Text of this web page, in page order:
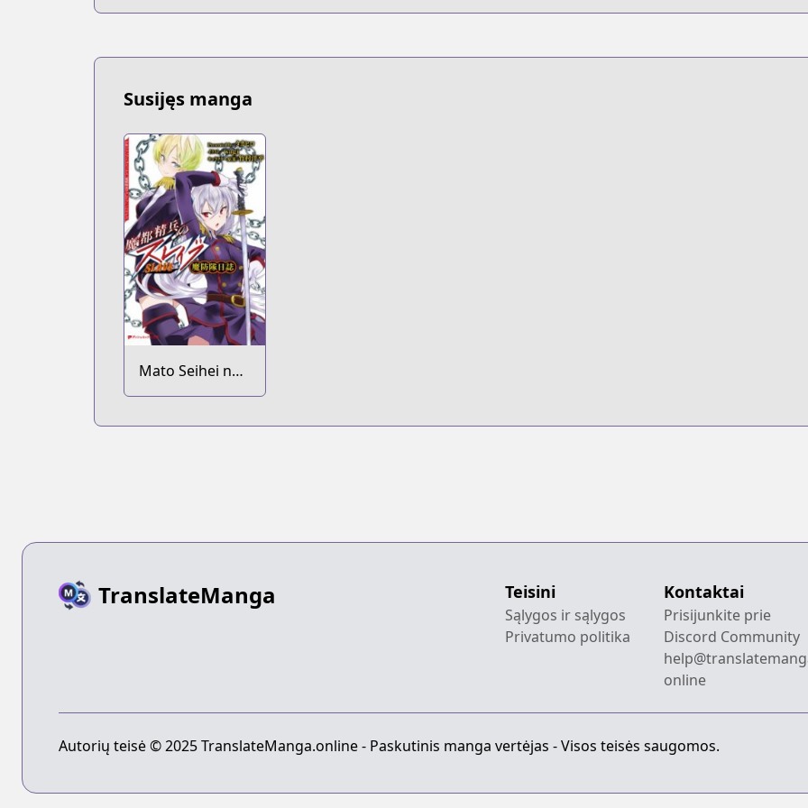
Susijęs manga
Mato Seihei no
Slave: Maboutai
TranslateManga Teisini
Sąlygos ir sąlygos
Privatumo politika
Kontaktai
Prisijunkite prie
Discord Community
online
Autorių teisė © 2025 TranslateManga.online - Paskutinis manga vertėjas - Visos teisės saugomos.